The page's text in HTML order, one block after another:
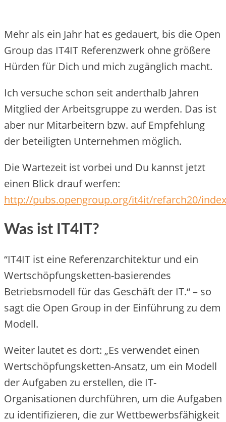
Mehr als ein Jahr hat es gedauert, bis die Open
Group das IT4IT Referenzwerk ohne größere
Hürden für Dich und mich zugänglich macht.
Ich versuche schon seit anderthalb Jahren
Mitglied der Arbeitsgruppe zu werden. Das ist
aber nur Mitarbeitern bzw. auf Empfehlung
der beteiligten Unternehmen möglich.
Die Wartezeit ist vorbei und Du kannst jetzt
einen Blick drauf werfen:
http://pubs.opengroup.org/it4it/refarch20/
Was ist IT4IT?
“IT4IT ist eine Referenzarchitektur und ein
Wertschöpfungsketten-basierendes
Betriebsmodell für das Geschäft der IT.“ – so
sagt die Open Group in der Einführung zu dem
Modell.
Weiter lautet es dort: „Es verwendet einen
Wertschöpfungsketten-Ansatz, um ein Modell
der Aufgaben zu erstellen, die IT-
Organisationen durchführen, um die Aufgaben
zu identifizieren, die zur Wettbewerbsfähigkeit